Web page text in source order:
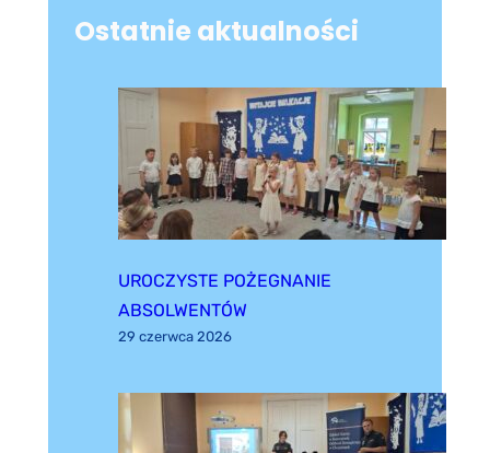
Ostatnie aktualności
UROCZYSTE POŻEGNANIE
ABSOLWENTÓW
29 czerwca 2026